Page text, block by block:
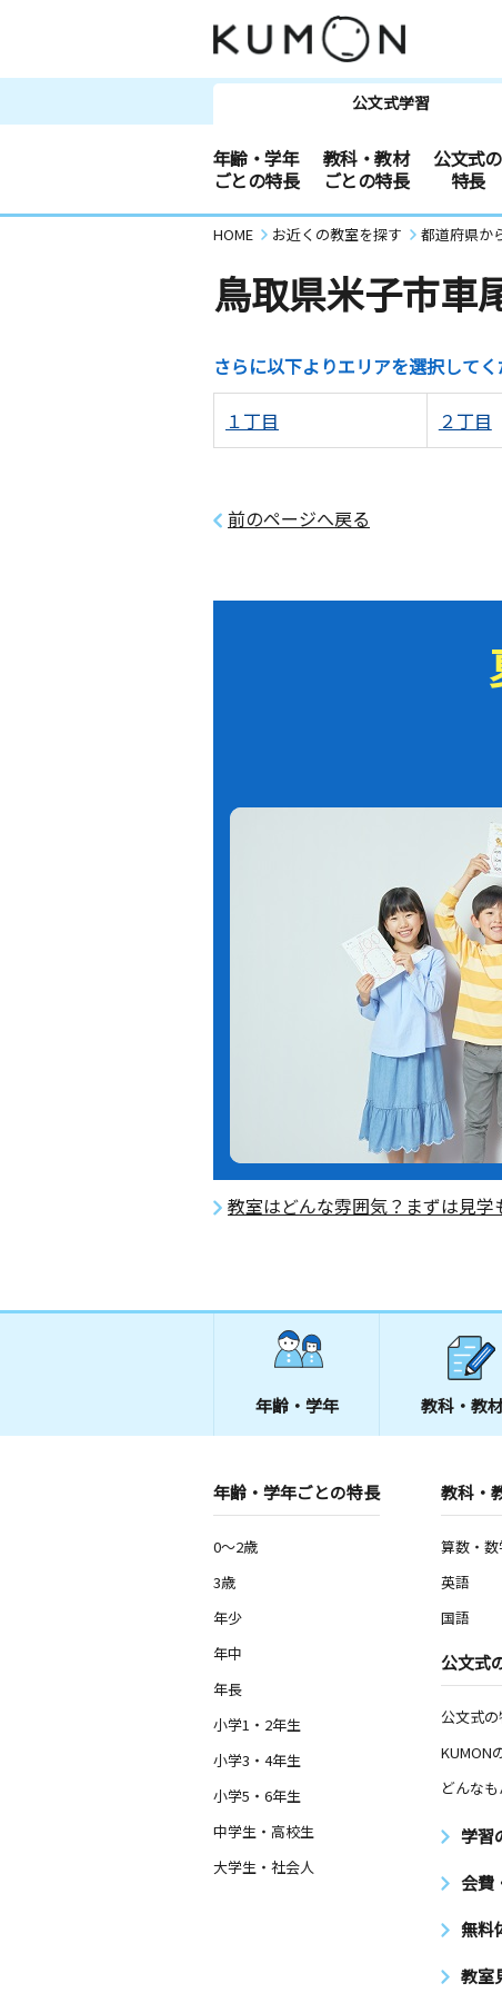
公文式学習
年齢・学年
ごとの特長
教科・教材
ごとの特長
公文式の
特長
HOME お近くの教室を探す 都道府県か
鳥取県米子市車
さらに以下よりエリアを選択してく
１丁目 ２丁目
前のページへ戻る
教室はどんな雰囲気？まずは見学
年齢・学年 教科・教
年齢・学年ごとの特長
0～2歳
3歳
年少
年中
年長
小学1・2年生
小学3・4年生
小学5・6年生
中学生・高校生
大学生・社会人
教科・
算数・
英語
国語
公文式
公文式
KUMON
どんな
学習
会費
無料
教室